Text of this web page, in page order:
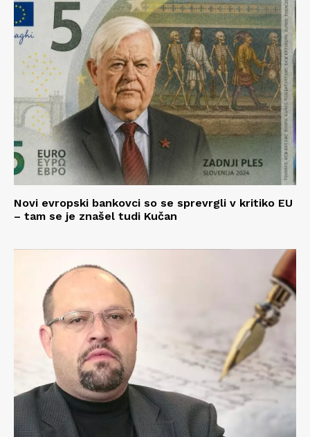
Novi evropski bankovci so se sprevrgli v kritiko EU
– tam se je znašel tudi Kučan